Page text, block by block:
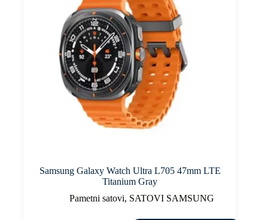
Samsung Galaxy Watch Ultra L705 47mm LTE
Titanium Gray
Pametni satovi, SATOVI SAMSUNG